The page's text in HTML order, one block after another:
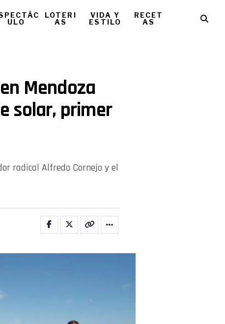
ULO
LOTERI
AS
VIDA Y
ESTILO
RECET
AS
Mendoza
solar, primer
radical Alfredo Cornejo y el